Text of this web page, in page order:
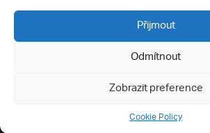
Přijmout
Odmítnout
Zobrazit preference
Cookie Policy
Přípravné kurzy
Všechna práva vyhrazena